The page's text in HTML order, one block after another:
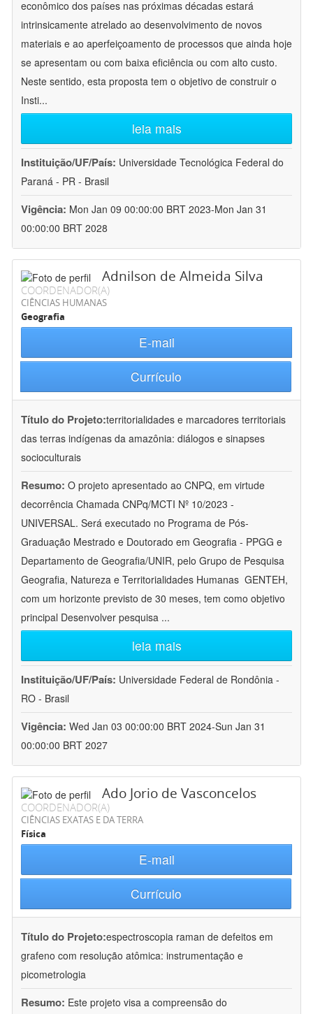
econômico dos países nas próximas décadas estará
intrinsicamente atrelado ao desenvolvimento de novos
materiais e ao aperfeiçoamento de processos que ainda hoje
se apresentam ou com baixa eficiência ou com alto custo.
Neste sentido, esta proposta tem o objetivo de construir o
Insti...
leia mais
Instituição/UF/País: Universidade Tecnológica Federal do
Paraná - PR - Brasil
Vigência: Mon Jan 09 00:00:00 BRT 2023-Mon Jan 31
00:00:00 BRT 2028
Adnilson de Almeida Silva
COORDENADOR(A)
CIÊNCIAS HUMANAS
Geografia
E-mail
Currículo
Título do Projeto:territorialidades e marcadores territoriais
das terras indígenas da amazônia: diálogos e sinapses
socioculturais
Resumo: O projeto apresentado ao CNPQ, em virtude
decorrência Chamada CNPq/MCTI Nº 10/2023 -
UNIVERSAL. Será executado no Programa de Pós-
Graduação Mestrado e Doutorado em Geografia - PPGG e
Departamento de Geografia/UNIR, pelo Grupo de Pesquisa
Geografia, Natureza e Territorialidades Humanas  GENTEH,
com um horizonte previsto de 30 meses, tem como objetivo
principal Desenvolver pesquisa ...
leia mais
Instituição/UF/País: Universidade Federal de Rondônia -
RO - Brasil
Vigência: Wed Jan 03 00:00:00 BRT 2024-Sun Jan 31
00:00:00 BRT 2027
Ado Jorio de Vasconcelos
COORDENADOR(A)
CIÊNCIAS EXATAS E DA TERRA
Física
E-mail
Currículo
Título do Projeto:espectroscopia raman de defeitos em
grafeno com resolução atômica: instrumentação e
picometrologia
Resumo: Este projeto visa a compreensão do